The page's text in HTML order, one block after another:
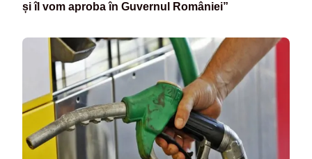
și îl vom aproba în Guvernul României”